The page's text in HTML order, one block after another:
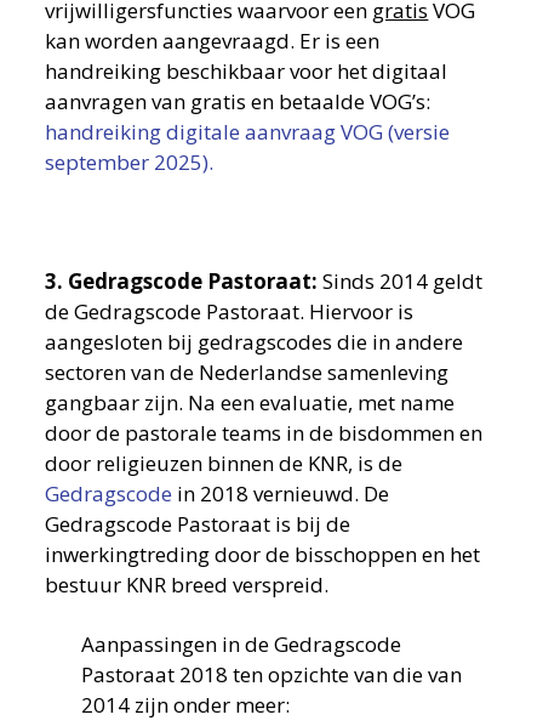
vrijwilligersfuncties waarvoor een gratis VOG
kan worden aangevraagd. Er is een
handreiking beschikbaar voor het digitaal
aanvragen van gratis en betaalde VOG’s:
handreiking digitale aanvraag VOG (versie
september 2025).
3. Gedragscode Pastoraat:Sinds 2014 geldt
de Gedragscode Pastoraat. Hiervoor is
aangesloten bij gedragscodes die in andere
sectoren van de Nederlandse samenleving
gangbaar zijn. Na een evaluatie, met name
door de pastorale teams in de bisdommen en
door religieuzen binnen de KNR, is de
Gedragscode in 2018 vernieuwd. De
Gedragscode Pastoraat is bij de
inwerkingtreding door de bisschoppen en het
bestuur KNR breed verspreid.
Aanpassingen in de Gedragscode
Pastoraat 2018 ten opzichte van die van
2014 zijn onder meer: